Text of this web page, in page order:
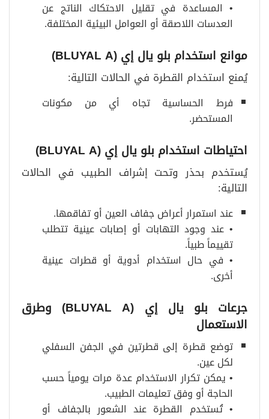
• المساعدة في تقليل الاحتكاك الناتج عن
العدسات اللاصقة أو العوامل البيئية المختلفة.
موانع استخدام بلو يال إي(BLUYAL A)
يُمنع استخدام القطرة في الحالات التالية:
فرط الحساسية تجاه أي من مكونات
المستحضر.
احتياطات استخدام بلو يال إي(BLUYAL A)
يُستخدم بحذر وتحت إشراف الطبيب في الحالات
التالية:
عند استمرار أعراض جفاف العين أو تفاقمها.
• عند وجود التهابات أو إصابات عينية تتطلب
تقييماً طبياً.
• في حال استخدام أدوية أو قطرات عينية
أخرى.
جرعات بلو يال إي (BLUYAL A) وطرق
الاستعمال
توضع قطرة إلى قطرتين في الجفن السفلي
لكل عين.
• يمكن تكرار الاستخدام عدة مرات يومياً حسب
الحاجة أو وفق تعليمات الطبيب.
• تُستخدم القطرة عند الشعور بالجفاف أو